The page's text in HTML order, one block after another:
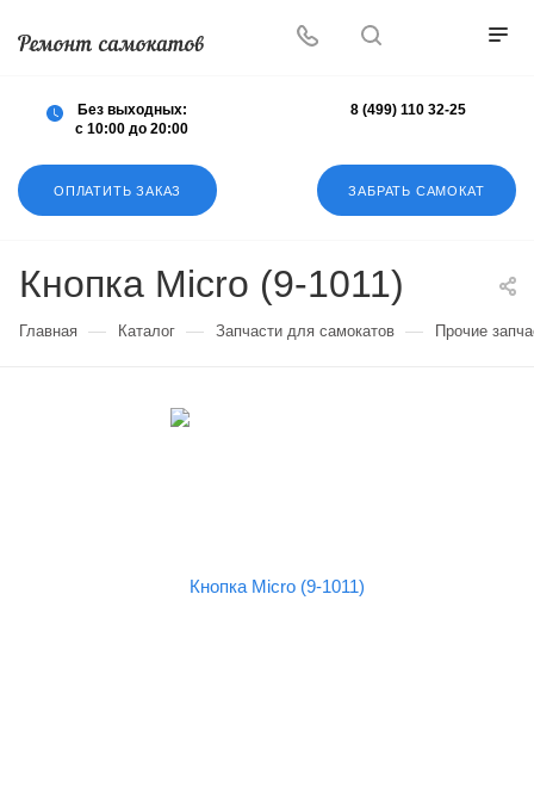
ОПЛАТИТЬ ЗАКАЗ ЗАБРАТЬ САМОКАТ
Без выходных:
с 10:00 до 20:00
8 (499) 110 32-25
Кнопка Micro (9-1011)
Главная — Каталог — Запчасти для самокатов — Прочие